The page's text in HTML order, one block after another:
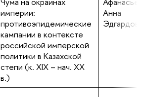
империи:
противоэпидемические
кампании в контексте
российской имперской
политики в Казахской
степи (к. XIX – нач. XX
в.)
Анна
Эдгардовна